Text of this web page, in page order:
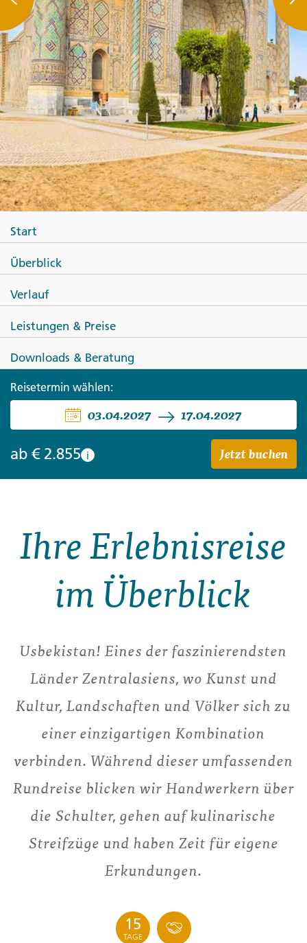
Große Usbekistan Rundreise
Start
Überblick
Verlauf
Leistungen & Preise
Downloads & Beratung
Reisetermin wählen:
03.04.2027 17.04.2027
ab € 2.855 i Jetzt buchen
Ihre Erlebnisreise
im Überblick
Usbekistan! Eines der faszinierendsten
Länder Zentralasiens, wo Kunst und
Kultur, Landschaften und Völker sich zu
einer einzigartigen Kombination
verbinden. Während dieser umfassenden
Rundreise blicken wir Handwerkern über
die Schulter, gehen auf kulinarische
Streifzüge und haben Zeit für eigene
Erkundungen.
15
TAGE